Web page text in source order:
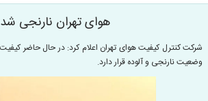
هوای تهران نارنجی شد
وضعیت نارنجی و آلوده قرار دارد.